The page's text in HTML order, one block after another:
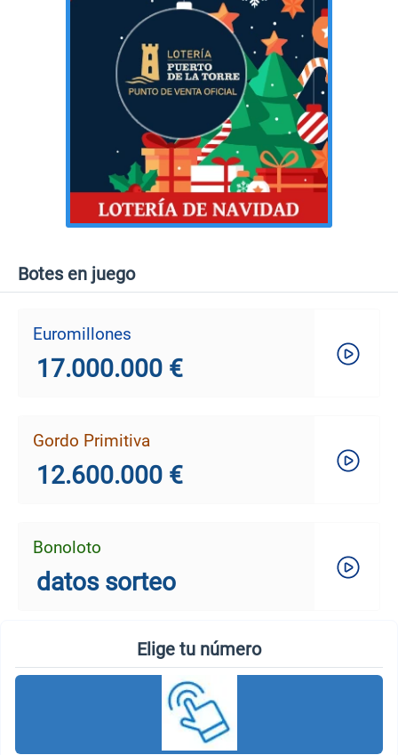
Botes en juego
Euromillones
17.000.000 €
Gordo Primitiva
12.600.000 €
Bonoloto
datos sorteo
Elige tu número